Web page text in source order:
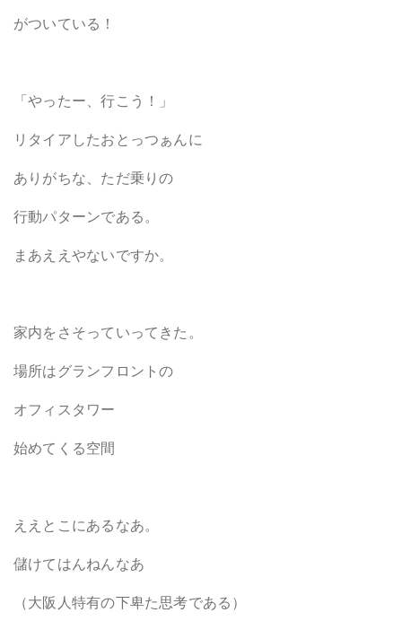
がついている！
「やったー、行こう！」
リタイアしたおとっつぁんに
ありがちな、ただ乗りの
行動パターンである。
まあええやないですか。
家内をさそっていってきた。
場所はグランフロントの
オフィスタワー
始めてくる空間
ええとこにあるなあ。
儲けてはんねんなあ
（大阪人特有の下卑た思考である）